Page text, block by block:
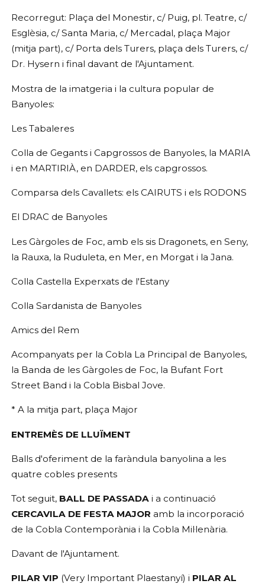
Recorregut: Plaça del Monestir, c/ Puig, pl. Teatre, c/
Esglèsia, c/ Santa Maria, c/ Mercadal, plaça Major
(mitja part), c/ Porta dels Turers, plaça dels Turers, c/
Dr. Hysern i final davant de l'Ajuntament.
Mostra de la imatgeria i la cultura popular de
Banyoles:
Les Tabaleres
Colla de Gegants i Capgrossos de Banyoles, la MARIA
i en MARTIRIÀ, en DARDER, els capgrossos.
Comparsa dels Cavallets: els CAIRUTS i els RODONS
El DRAC de Banyoles
Les Gàrgoles de Foc, amb els sis Dragonets, en Seny,
la Rauxa, la Ruduleta, en Mer, en Morgat i la Jana.
Colla Castella Experxats de l'Estany
Colla Sardanista de Banyoles
Amics del Rem
Acompanyats per la Cobla La Principal de Banyoles,
la Banda de les Gàrgoles de Foc, la Bufant Fort
Street Band i la Cobla Bisbal Jove.
* A la mitja part, plaça Major
ENTREMÈS DE LLUÏMENT
Balls d'oferiment de la faràndula banyolina a les
quatre cobles presents
Tot seguit, BALL DE PASSADA i a continuació
CERCAVILA DE FESTA MAJOR amb la incorporació
de la Cobla Contemporània i la Cobla Mil·lenària.
Davant de l'Ajuntament.
PILAR VIP (Very Important Plaestanyí) i PILAR AL